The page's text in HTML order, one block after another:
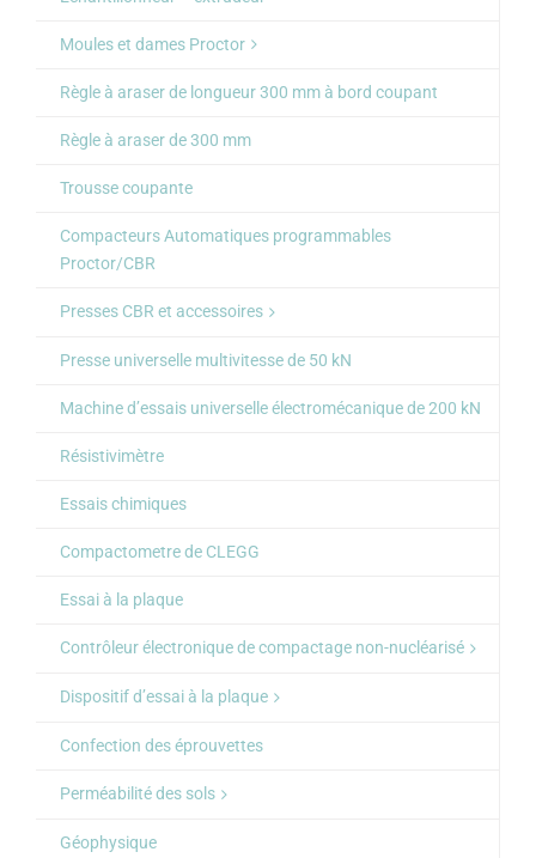
Moules et dames Proctor
Règle à araser de longueur 300 mm à bord coupant
Règle à araser de 300 mm
Trousse coupante
Compacteurs Automatiques programmables
Proctor/CBR
Presses CBR et accessoires
Presse universelle multivitesse de 50 kN
Machine d’essais universelle électromécanique de 200 kN
Résistivimètre
Essais chimiques
Compactometre de CLEGG
Essai à la plaque
Contrôleur électronique de compactage non-nucléarisé
Dispositif d’essai à la plaque
Confection des éprouvettes
Perméabilité des sols
Géophysique